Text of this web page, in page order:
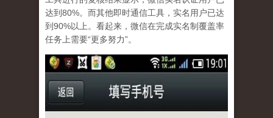
达到80%。而其他即时通信工具，实名用户已达
到90%以上。看起来，微信在完成实名制覆盖率
任务上需要“更多努力”。